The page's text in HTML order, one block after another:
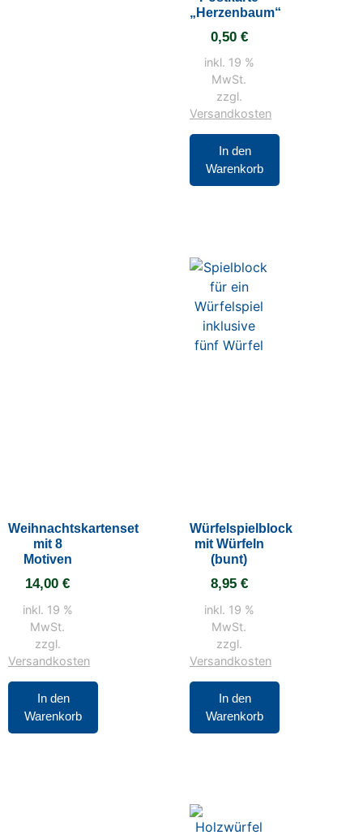
„Herzenbaum“
0,50 €
inkl. 19 %
MwSt.
zzgl.
Versandkosten
In den
Warenkorb
Weihnachtskartenset
mit 8
Motiven
14,00€
inkl. 19 %
MwSt.
zzgl.
Versandkosten
In den
Warenkorb
Würfelspielblock
mit Würfeln
(bunt)
8,95 €
inkl. 19 %
MwSt.
zzgl.
Versandkosten
In den
Warenkorb